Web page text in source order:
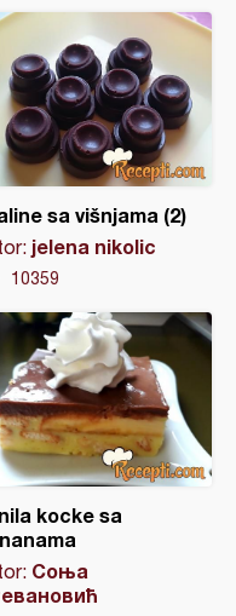
sa višnjama (2)
jelena nikolic
10359
kocke sa
Соња